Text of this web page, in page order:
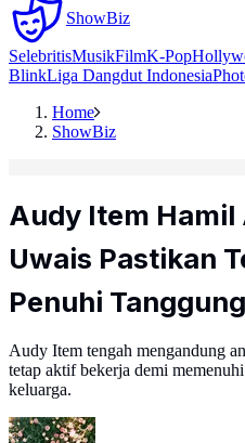
ShowBiz
SelebritisMusikFilmK-Pop
BlinkLiga Dangdut Indonesia
Home
ShowBiz
Audy Item Hamil
Uwais Pastikan
Penuhi
Audy Item tengah mengandung
tetap aktif bekerja demi
keluarga.